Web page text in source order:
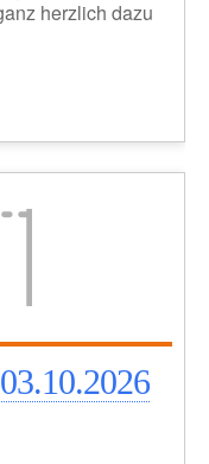
herzlich dazu